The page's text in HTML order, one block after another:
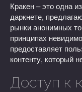
Кракен – это одна
даркнете,
рынки анонимных
принципах
предоставляет
контенту, который
Доступ к